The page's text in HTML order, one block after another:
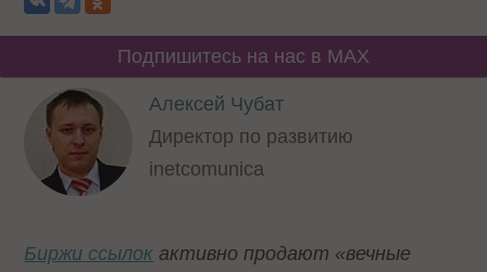
Подпишитесь на нас в MAX
Алексей Чубат
Директор по развитию
inetcomunica
Биржи ссылок активно продают «вечные